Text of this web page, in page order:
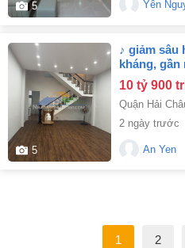
5 Yên
5
♪ giảm sâu hơn 1 tỷ mt huỳnh thúc
kháng, gần
tầng, 7
10 tỷ 900
Quận Hải
2 ngày trước
An Yen
1 2